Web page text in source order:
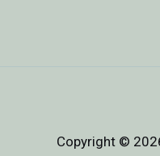
Copyright ©